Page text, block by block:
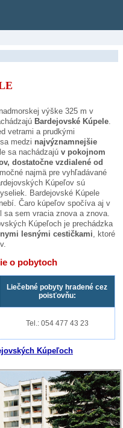
výške 325 m v
Bardejovské Kúpele.
vetrami a prudkými
medzi najvýznamnejšie
sa nachádzajú v pokojnom
dostatočne vzdialené od
najmä pre vyhľadávané
Kúpeľov sú
Bardejovské Kúpele
Čaro kúpeľov spočíva aj v
sem vracia znova a znova.
Kúpeľoch je prechádzka
lesnými cestičkami, ktoré
o pobytoch
Liečebné pobyty hradené cez
poisťovňu:
Tel.: 054 477 43 23
Kúpeľoch